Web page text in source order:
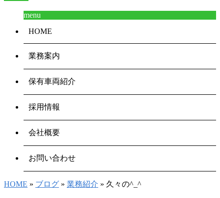
menu
HOME
業務案内
保有車両紹介
採用情報
会社概要
お問い合わせ
HOME » ブログ » 業務紹介 » 久々の^_^